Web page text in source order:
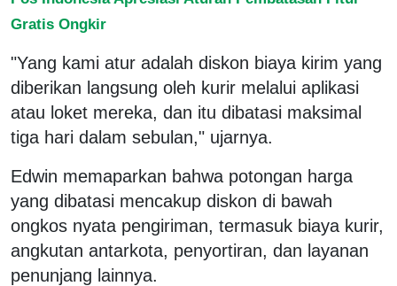
Gratis Ongkir
"Yang kami atur adalah diskon biaya kirim yang
diberikan langsung oleh kurir melalui aplikasi
atau loket mereka, dan itu dibatasi maksimal
tiga hari dalam sebulan," ujarnya.
Edwin memaparkan bahwa potongan harga
yang dibatasi mencakup diskon di bawah
ongkos nyata pengiriman, termasuk biaya kurir,
angkutan antarkota, penyortiran, dan layanan
penunjang lainnya.